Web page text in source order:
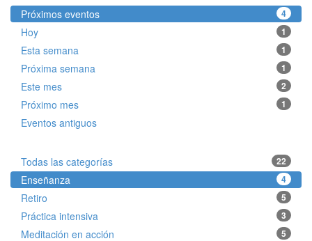
Próximos eventos 4
Hoy 1
Esta semana 1
Próxima semana 1
Este mes 2
Próximo mes 1
Eventos antiguos
Todas las categorías 22
Enseñanza 4
Retiro 5
Práctica intensiva 3
Meditación en acción 5